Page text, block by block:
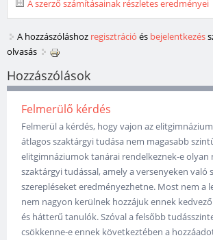
A szerző számításainak részletes eredményei
A hozzászóláshoz regisztráció és bejelentkezés
olvasás
Hozzászólások
Felmerülő kérdés
Felmerül a kérdés, hogy vajon az
átlagos szaktárgyi tudása nem magasabb
elitgimnáziumok tanárai rendelkeznek-e olyan
szaktárgyi tudással, amely a versenyeken való
szerepléseket eredményezhetne. Most nem a
nem nagyon kerülnek hozzájuk ennek
és hátterű tanulók. Szóval a felsőbb
csökkenne-e ennek következtében a